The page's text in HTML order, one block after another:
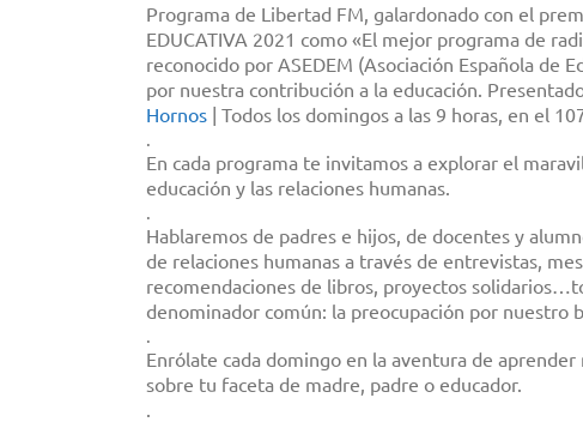
Programa de Libertad FM, galardonado con el
EDUCATIVA 2021 como «El mejor programa de
reconocido por ASEDEM (Asociación Española de
por nuestra contribución a la educación.
Hornos | Todos los domingos a las 9 horas, en el
.
En cada programa te invitamos a explorar el
educación y las relaciones humanas.
.
Hablaremos de padres e hijos, de docentes y
de relaciones humanas a través de entrevistas,
recomendaciones de libros, proyectos
denominador común: la preocupación por nuestro
.
Enrólate cada domingo en la aventura de
sobre tu faceta de madre, padre o educador.
.